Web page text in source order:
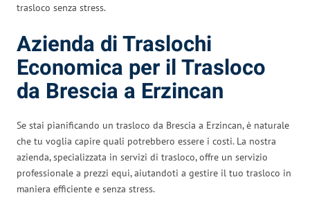
trasloco senza stress.
Azienda di Traslochi
Economica per il Trasloco
da Brescia a Erzincan
Se stai pianificando un trasloco da Brescia a Erzincan, è naturale
che tu voglia capire quali potrebbero essere i costi. La nostra
azienda, specializzata in servizi di trasloco, offre un servizio
professionale a prezzi equi, aiutandoti a gestire il tuo trasloco in
maniera efficiente e senza stress.